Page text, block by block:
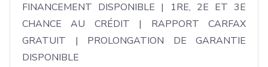
FINANCEMENT DISPONIBLE | 1RE, 2E ET 3E
CHANCE AU CRÉDIT | RAPPORT CARFAX
GRATUIT | PROLONGATION DE GARANTIE
DISPONIBLE